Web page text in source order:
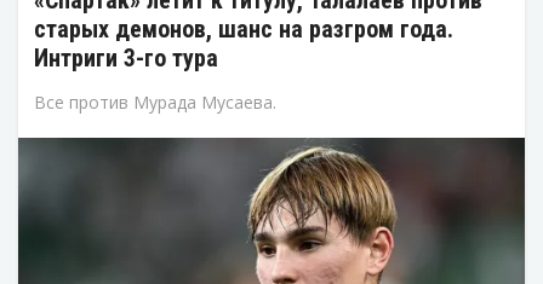
старых демонов, шанс на разгром года.
Интриги 3-го тура
Все против Мурада Мусаева.